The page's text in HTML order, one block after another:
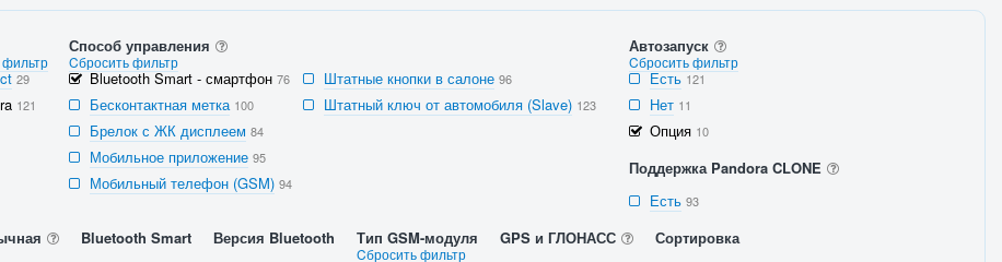
29
121
Способ управления
Cбросить фильтр
Bluetooth Smart - смартфон 76
Бесконтактная метка 100
Брелок с ЖК дисплеем 84
Мобильное приложение 95
Мобильный телефон (GSM) 94
Штатные кнопки в салоне 96
Штатный ключ от автомобиля (Slave) 123
Автозапуск
Cбросить фильтр
Есть 121
Нет 11
Опция 10
Поддержка Pandora CLONE
Есть 93
Bluetooth Smart
Версия Bluetooth
Тип GSM-модуля
Cбросить фильтр
GPS и ГЛОНАСС
Сортировка